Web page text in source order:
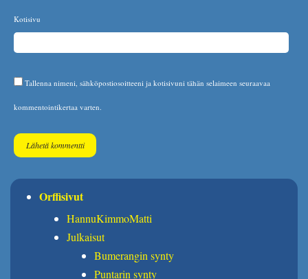
Kotisivu
Tallenna nimeni, sähköpostiosoitteeni ja kotisivuni tähän selaimeen seuraavaa
kommentointikertaa varten.
Orffisivut
HannuKimmoMatti
Julkaisut
Bumerangin synty
Puntarin synty